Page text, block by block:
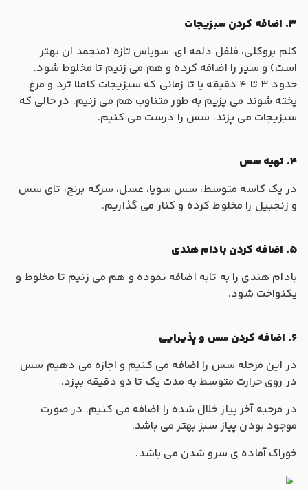
3. اضافه کردن سبزیجات
کلم بروکلی، فلفل دلمه ای، سویاس تازه (منجمد ان بهتر
است) و سیر را اضافه کرده و هم می زنیم تا مخلوط شود.
حدود 3 تا 4 دقیقه یا تا زمانی که سبزیجات کاملا ترد و مرغ
پخته شوند می پزیم به طور متناوب هم می زنیم. در حالی که
سبزیجات می پزند، سس را درست می کنیم.
4. تهیه سس
در یک کاسه متوسط، سس سویا، عسل، سرکه برنج، تای سس
و زنجبیل را مخلوط کرده و کنار می گذاریم.
5. اضافه کردن بادام هندی
بادام هندی را به تابه اضافه نموده و هم می زنیم تا مخلوط و
یکنواخت شود.
6. اضافه کردن سس و پذیرایی
در این مرحله سس را اضافه می کنیم و اجازه می دهیم سس
در روی حرارت متوسط به مدت یک تا دو دقیقه بپزد.
در مرحبه آخر پیاز خلال شده را اضافه می کنیم. در صورت
موجود بودن پیاز سبز بهتر می باشد.
خوراک آماده ی سرو شدن می باشد.